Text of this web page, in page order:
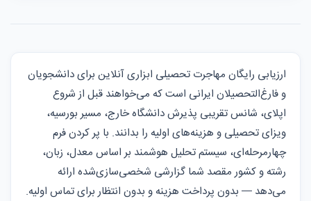
ارزیابی رایگان مهاجرت تحصیلی ابزاری آنلاین برای دانشجویان
و فارغ‌التحصیلان ایرانی است که می‌خواهند قبل از شروع
اپلای، شانس تقریبی پذیرش دانشگاه خارج، مسیر بورسیه،
ویزای تحصیلی و هزینه‌های اولیه را بدانند. با پر کردن فرم
چهارمرحله‌ای، سیستم تحلیل هوشمند بر اساس معدل، زبان،
رشته و کشور مقصد شما گزارشی شخصی‌سازی‌شده ارائه
می‌دهد — بدون پرداخت هزینه و بدون انتظار برای تماس اولیه.